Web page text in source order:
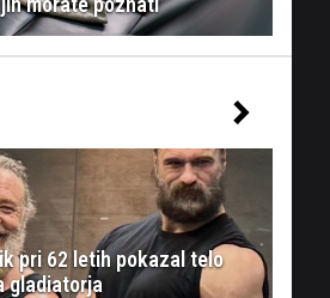
pri 62 letih pokazal telo
gladiatorja